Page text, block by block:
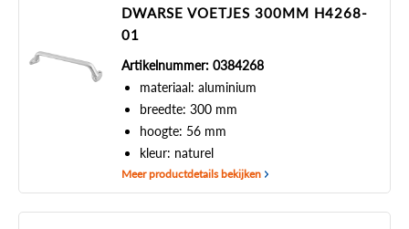
DWARSE VOETJES 300MM H4268-
01
Artikelnummer: 0384268
materiaal: aluminium
breedte: 300 mm
hoogte: 56 mm
kleur: naturel
Meer productdetails bekijken